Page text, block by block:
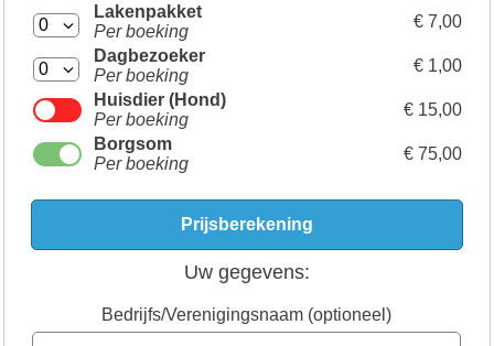
Lakenpakket
Per boeking
€ 7,00
Dagbezoeker
Per boeking
€ 1,00
Huisdier (Hond)
Per boeking
€ 15,00
Borgsom
Per boeking
€ 75,00
Uw gegevens:
Bedrijfs/Verenigingsnaam (optioneel)